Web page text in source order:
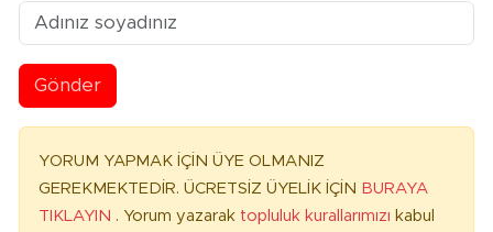
Gönder
YORUM YAPMAK İÇİN ÜYE OLMANIZ
GEREKMEKTEDİR. ÜCRETSİZ ÜYELİK İÇİN BURAYA
TIKLAYIN . Yorum yazarak topluluk kurallarımızı kabul